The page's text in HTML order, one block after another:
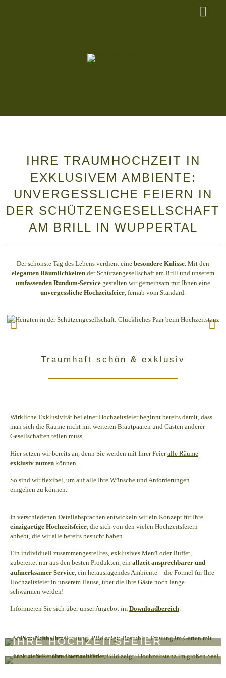
IHRE TRAUMHOCHZEIT IN
EXKLUSIVEM AMBIENTE:
UNVERGESSLICHE FEIERN IN
DER SCHÜTZENGESELLSCHAFT
AM BRILL IN WUPPERTAL
Der schönste Tag des Lebens verdient eine besondere Kulisse. Mit den
eleganten Räumlichkeiten der Schützengesellschaft am Brill und unserem
umfassenden Rundum-Service gestalten wir gemeinsam mit Ihnen eine
unvergessliche Hochzeitsfeier, fernab vom Standard.
Traumhaft schön & exklusiv
Wirkliche Exklusivität bei einer Hochzeitsfeier beginnt bereits damit, dass
man sich die Räume nicht mit weiteren Brautpaaren und Gästen anderer
Gesellschaften teilen muss.
Hier setzen wir bereits an, denn Sie werden mit Ihrer Feieralle Räume
exklusiv nutzen können.
So sind wir flexibel, um auf alle Ihre Wünsche und Anforderungen
eingehen zu können.
In verschiedenen Detailabsprachen entwickeln wir ein Konzept für Ihre
einzigartige Hochzeitsfeier, die sich von den vielen Hochzeitsfeiern
abhebt, die wir alle bereits besucht haben.
Ein individuell zusammengestelltes, exklusives Menü oder Buffet,
zubereitet nur aus den besten Produkten, ein allzeit ansprechbarer und
aufmerksamer Service, ein herausragendes Ambiente – die Formel für Ihre
Hochzeitsfeier in unserem Hause, über die Ihre Gäste noch lange
schwärmen werden!
Informieren Sie sich über unser Angebot im Downloadbereich.
IHRE HOCHZEITSFEIER